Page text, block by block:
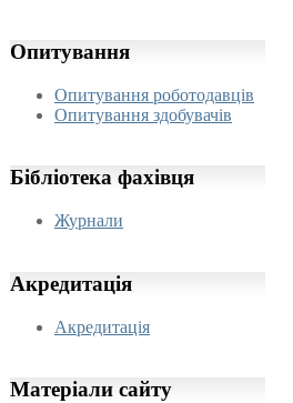
Опитування
Опитування роботодавців
Опитування здобувачів
Бібліотека фахівця
Журнали
Акредитація
Акредитація
Матеріали сайту